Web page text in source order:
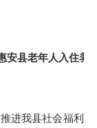
安县老年人入住养
我县社会福利均